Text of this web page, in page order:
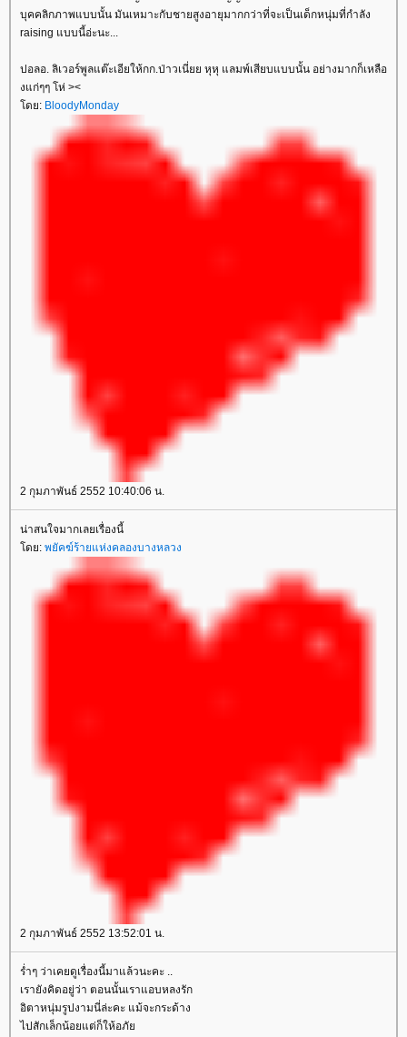
บุคคลิกภาพแบบนั้น มันเหมาะกับชายสูงอายุมากกว่าที่จะเป็นเด็กหนุ่มที่กำลัง
raising แบบนี้อ่ะนะ...
ปอลอ. ลิเวอร์พูลแต๊ะเอียให้กก.ป่าวเนี่ยย หุหุ แลมพ์เสียบแบบนั้น อย่างมากก็เหลือ
งแก่ๆๆ โห่ ><
ดย: BloodyMonday
2 กุมภาพันธ์ 2552 10:40:06 น.
น่าสนใจมากเลยเรื่องนี้
ดย: พยัคฆ์ร้ายแห่งคลองบางหลวง
2 กุมภาพันธ์ 2552 13:52:01 น.
ร่ำๆ ว่าเคยดูเรื่องนี้มาแล้วนะคะ ..
เรายังคิดอยู่ว่า ตอนนั้นเราแอบหลงรัก
อิตาหนุ่มรูปงามนี่ล่ะคะ แม้จะกระด้าง
ไปสักเล็กน้อยแต่ก็ให้อภั